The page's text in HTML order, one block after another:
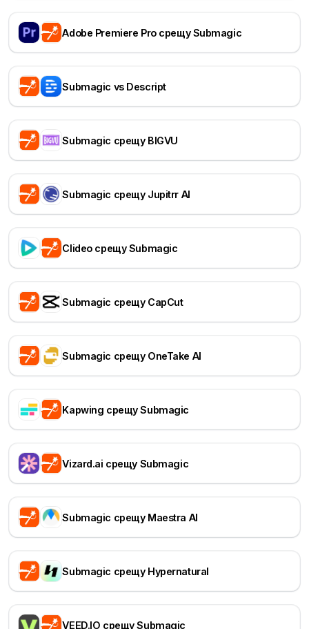
Adobe Premiere Pro срещу Submagic
Submagic vs Descript
Submagic срещу BIGVU
Submagic срещу Jupitrr AI
Clideo срещу Submagic
Submagic срещу CapCut
Submagic срещу OneTake AI
Kapwing срещу Submagic
Vizard.ai срещу Submagic
Submagic срещу Maestra AI
Submagic срещу Hypernatural
VEED.IO срещу Submagic